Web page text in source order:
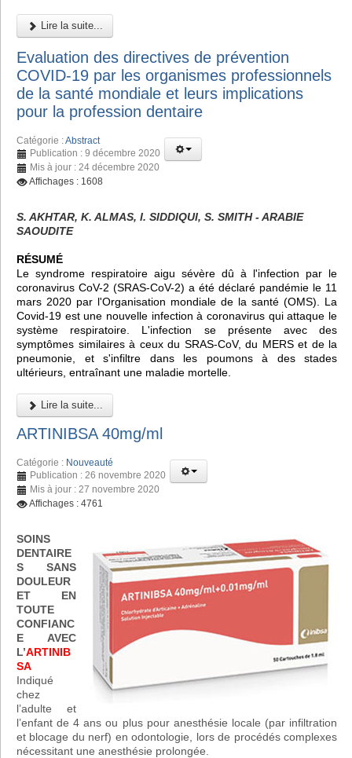
Lire la suite...
Evaluation des directives de prévention
COVID-19 par les organismes professionnels
de la santé mondiale et leurs implications
pour la profession dentaire
Catégorie :Abstract
Publication : 9 décembre 2020
Mis à jour : 24 décembre 2020
Affichages : 1608
S. AKHTAR, K. ALMAS, I. SIDDIQUI, S. SMITH - ARABIE
SAOUDITE
RÉSUMÉ
Le syndrome respiratoire aigu sévère dû à l'infection par le
coronavirus CoV-2 (SRAS-CoV-2) a été déclaré pandémie le 11
mars 2020 par l'Organisation mondiale de la santé (OMS). La
Covid-19 est une nouvelle infection à coronavirus qui attaque le
système respiratoire. L'infection se présente avec des
symptômes similaires à ceux du SRAS-CoV, du MERS et de la
pneumonie, et s'infiltre dans les poumons à des stades
ultérieurs, entraînant une maladie mortelle.
Lire la suite...
ARTINIBSA 40mg/ml
Catégorie : Nouveauté
Publication : 26 novembre 2020
Mis à jour : 27 novembre 2020
Affichages : 4761
SOINS
DENTAIRE
S SANS
DOULEUR
ET EN
TOUTE
CONFIANC
E AVEC
L’ARTINIB
SA
Indiqué
chez
l’adulte et
l’enfant de 4 ans ou plus pour anesthésie locale (par infiltration
et blocage du nerf) en odontologie, lors de procédés complexes
nécessitant une anesthésie prolongée.